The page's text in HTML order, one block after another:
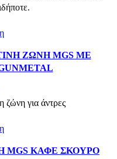
ΖΩΝΗ MGS ΜΕ
ζώνη για άντρες
MGS ΚΑΦΕ ΣΚΟΥΡΟ